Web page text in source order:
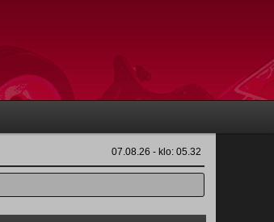
07.08.26 - klo: 05.32